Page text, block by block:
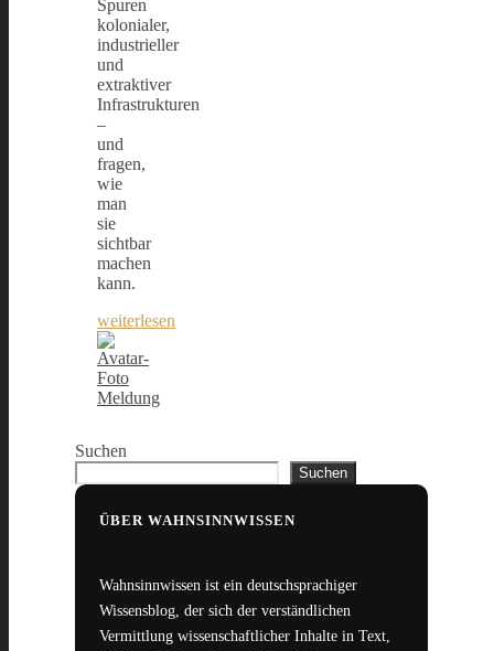
Spuren
kolonialer,
industrieller
und
extraktiver
Infrastrukturen
–
und
fragen,
wie
man
sie
sichtbar
machen
kann.
weiterlesen
Meldung
Suchen
Suchen
ÜBER WAHNSINNWISSEN
Wahnsinnwissen ist ein deutschsprachiger
Wissensblog, der sich der verständlichen
Vermittlung wissenschaftlicher Inhalte in Text,